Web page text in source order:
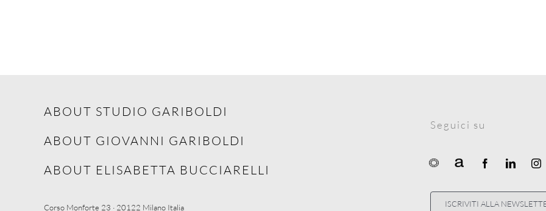
ABOUT STUDIO GARIBOLDI
ABOUT GIOVANNI GARIBOLDI
ABOUT ELISABETTA BUCCIARELLI
Corso Monforte 23 · 20122 Milano Italia
Seguici su
ISCRIVITI ALLA